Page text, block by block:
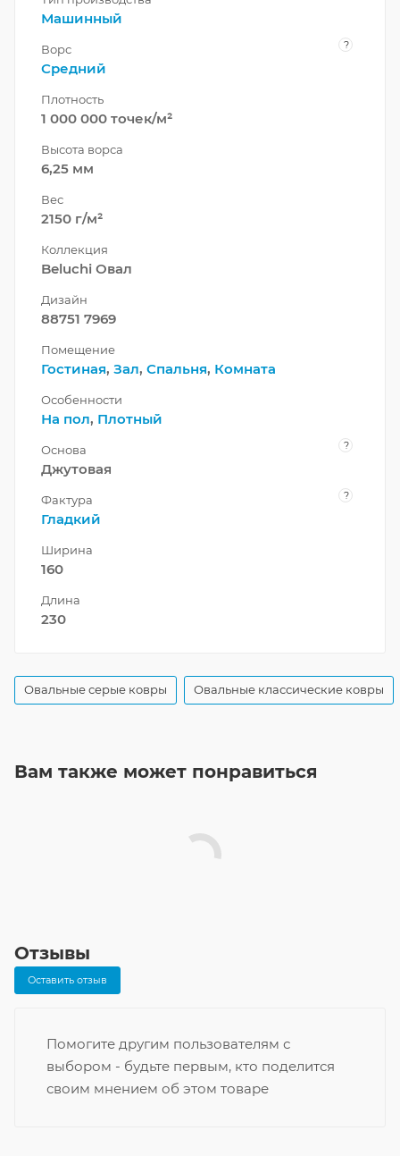
Машинный
Ворс ?
Средний
Плотность
1 000 000 точек/м²
Высота ворса
6,25 мм
Вес
2150 г/м²
Коллекция
Beluchi Овал
Дизайн
88751 7969
Помещение
Гостиная, Зал, Спальня, Комната
Особенности
На пол, Плотный
Основа ?
Джутовая
Фактура ?
Гладкий
Ширина
160
Длина
230
Овальные серые ковры Овальные классические ковры
Вам также может понравиться
Отзывы
Оставить отзыв
Помогите другим пользователям с
выбором - будьте первым, кто поделится
своим мнением об этом товаре